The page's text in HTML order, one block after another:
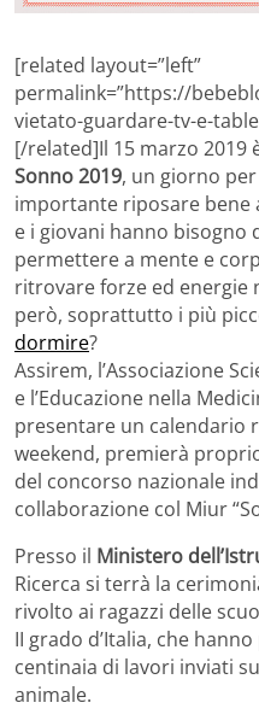
[related layout=”left”
permalink=”https://
vietato-guardare-tv-e-
[/related]Il 15 marzo 2019
Sonno 2019, un giorno
importante riposare bene
e i giovani hanno bisogno
permettere a mente e
ritrovare forze ed energie
però, soprattutto i più
dormire?
Assirem, l’Associazione
e l’Educazione nella
presentare un calendario
weekend, premierà
del concorso nazionale
collaborazione col Miur
Presso il Ministero
Ricerca si terrà la
rivolto ai ragazzi delle
II grado d’Italia, che
centinaia di lavori inviati
animale.